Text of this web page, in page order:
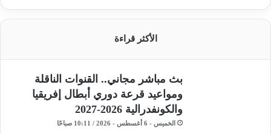
الأكثر قراءة
بث مباشر مجاني.. القنوات الناقلة
ومواعيد قرعة دوري أبطال إفريقيا
والكونفدرالية 2026-2027
الخميس - 6 أغسطس - 2026 / 10:11 صباحًا